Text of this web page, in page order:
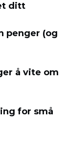
ditt
penger (og
å vite om
for små